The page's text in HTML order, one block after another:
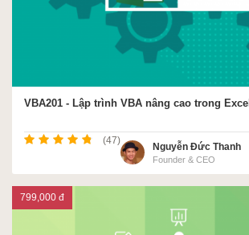
VBA201 - Lập trình VBA nâng cao trong Excel
(47)
Nguyễn Đức Thanh
Founder & CEO
799,000 đ